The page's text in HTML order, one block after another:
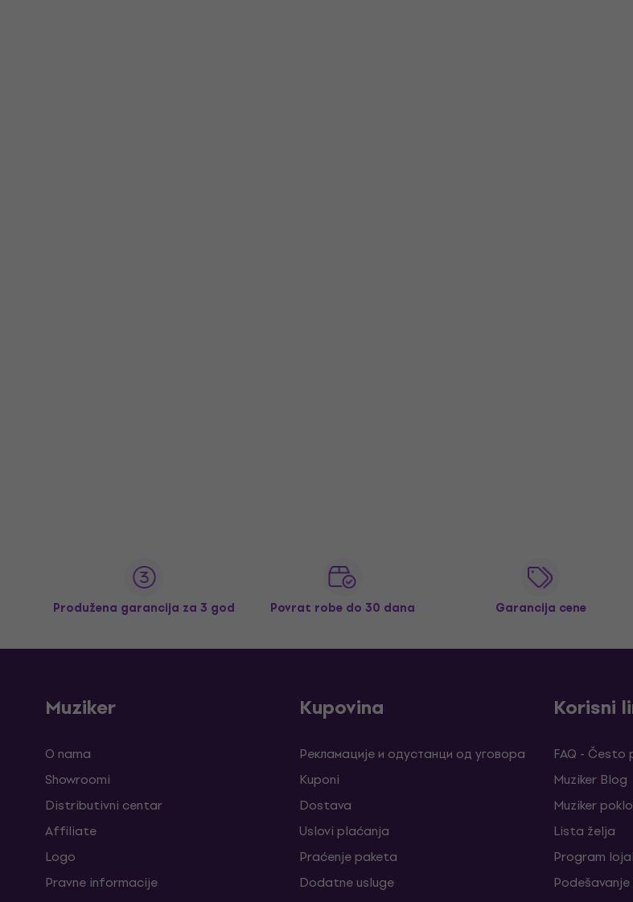
Produžena garancija za 3 god Povrat robe do 30 dana Garancija cene
Muziker
O nama
Showroomi
Distributivni centar
Affiliate
Logo
Pravne informacije
Kupovina
Рекламације и одустанци од уговора
Kuponi
Dostava
Uslovi plaćanja
Praćenje paketa
Dodatne usluge
Korisni
FAQ -
Muziker Blog
Muziker
Lista želja
Program